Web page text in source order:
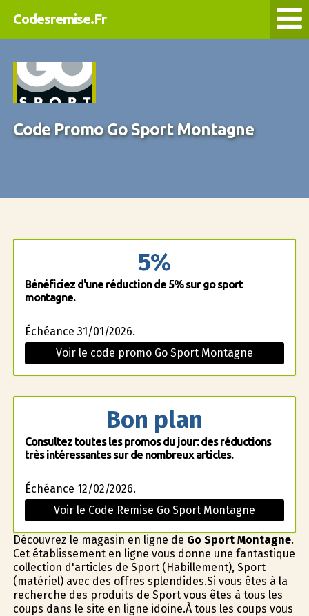
Codesremise.Fr
Code Promo Go Sport Montagne
5%
Bénéficiez d'une réduction de 5% sur go sport
montagne.
Échéance 31/01/2026.
Voir le code promo Go Sport Montagne
Bon plan
Consultez toutes les promos du jour: des réductions
très intéressantes sur de nombreux articles.
Échéance 12/02/2026.
Voir le Code Remise Go Sport Montagne
Découvrez le magasin en ligne de Go Sport Montagne.
Cet établissement en ligne vous donne une fantastique
collection d'articles de Sport (Habillement), Sport
(matériel) avec des offres splendides.Si vous êtes à la
recherche des produits de Sport vous êtes à tous les
coups dans le site en ligne idoine.À tous les coups vous